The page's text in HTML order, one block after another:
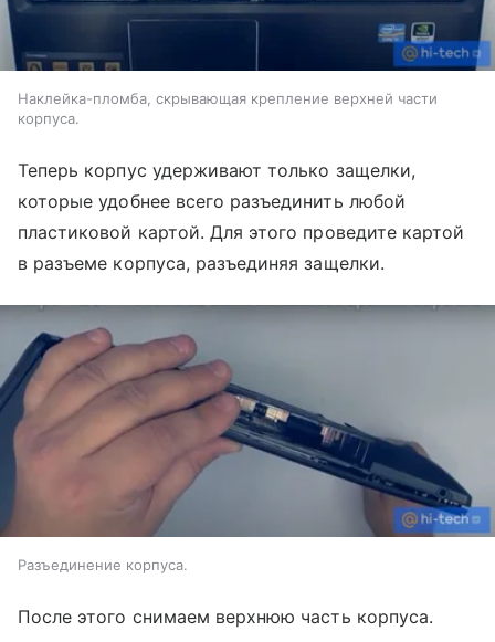
Наклейка-пломба, скрывающая крепление верхней части
корпуса.
Теперь корпус удерживают только защелки,
которые удобнее всего разъединить любой
пластиковой картой. Для этого проведите картой
в разъеме корпуса, разъединяя защелки.
Разъединение корпуса.
После этого снимаем верхнюю часть корпуса.